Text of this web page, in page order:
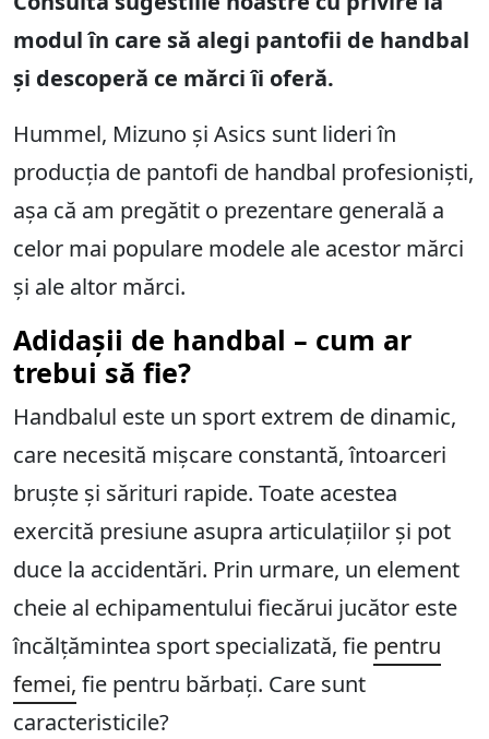
modul în care să alegi pantofii de handbal
și descoperă ce mărci îi oferă.
Hummel, Mizuno și Asics sunt lideri în
producția de pantofi de handbal profesioniști,
așa că am pregătit o prezentare generală a
celor mai populare modele ale acestor mărci
și ale altor mărci.
Adidașii de handbal – cum ar
trebui să fie?
Handbalul este un sport extrem de dinamic,
care necesită mișcare constantă, întoarceri
bruște și sărituri rapide. Toate acestea
exercită presiune asupra articulațiilor și pot
duce la accidentări. Prin urmare, un element
cheie al echipamentului fiecărui jucător este
încălțămintea sport specializată, fie pentru
femei, fie pentru bărbați. Care sunt
caracteristicile?